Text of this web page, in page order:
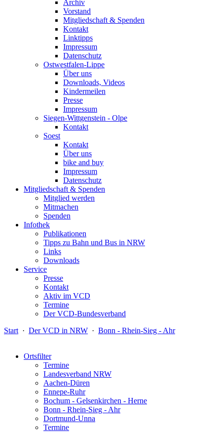
Archiv
Vorstand
Mitgliedschaft & Spenden
Kontakt
Linktipps
Impressum
Datenschutz
Ostwestfalen-Lippe
Über uns
Downloads, Videos
Kindermeilen
Presse
Impressum
Siegen-Wittgenstein - Olpe
Kontakt
Soest
Kontakt
Über uns
bike and buy
Impressum
Datenschutz
Mitgliedschaft & Spenden
Mitglied werden
Mitmachen
Spenden
Infothek
Publikationen
Tipps zu Bahn und Bus in NRW
Links
Downloads
Service
Presse
Kontakt
Aktiv im VCD
Termine
Der VCD-Bundesverband
Start · Der VCD in NRW · Bonn - Rhein-Sieg - Ahr
Ortsfilter
Termine
Landesverband NRW
Aachen-Düren
Ennepe-Ruhr
Bochum - Gelsenkirchen - Herne
Bonn - Rhein-Sieg - Ahr
Dortmund-Unna
Termine